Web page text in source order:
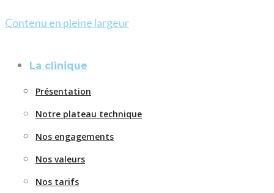
Contenu en pleine largeur
La clinique
Présentation
Notre plateau technique
Nos engagements
Nos valeurs
Nos tarifs